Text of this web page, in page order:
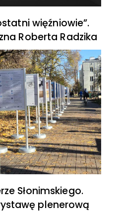
więźniowie”.
Roberta Radzika
Słonimskiego.
plenerową